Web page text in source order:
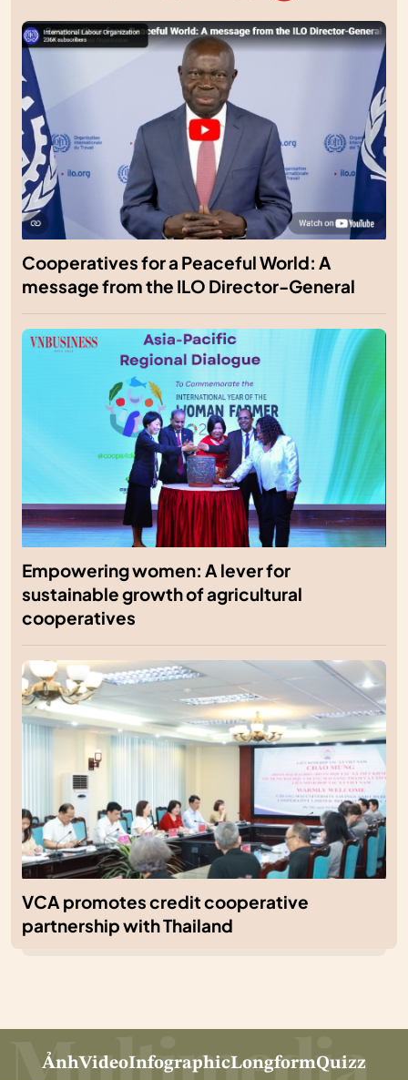
Cooperatives for a Peaceful World: A
message from the ILO Director-General
Empowering women: A lever for
sustainable growth of agricultural
cooperatives
VCA promotes credit cooperative
partnership with Thailand
ẢnhVideoInfographicLongformQuizz